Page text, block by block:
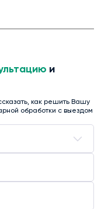
и
как решить Вашу
обработки с выездом